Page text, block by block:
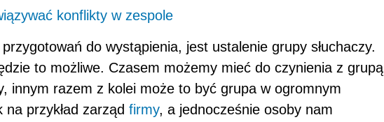
konflikty w zespole
do wystąpienia, jest ustalenie grupy słuchaczy.
to możliwe. Czasem możemy mieć do czynienia z grupą
innym razem z kolei może to być grupa w ogromnym
przykład zarząd firmy, a jednocześnie osoby nam